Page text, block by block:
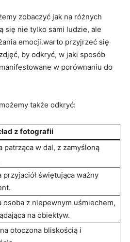
zobaczyć‍ jak na różnych
się nie tylko sami ludzie, ale
emocji.warto przyjrzeć się
by odkryć, w jaki sposób
w porównaniu ​do‌
także​ odkryć:
z fotografii
patrząca w dal, z zamyśloną
przyjaciół świętująca ważny
osoba z niepewnym uśmiechem,
na obiektyw.
otoczona bliskością i